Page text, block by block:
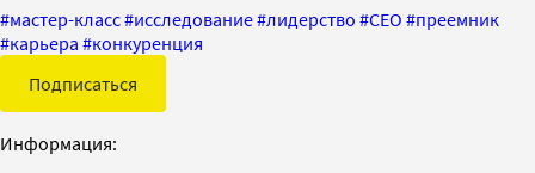
#мастер-класс#исследование#лидерство #CEO #преемник
#карьера #конкуренция
Подписаться
Информация: